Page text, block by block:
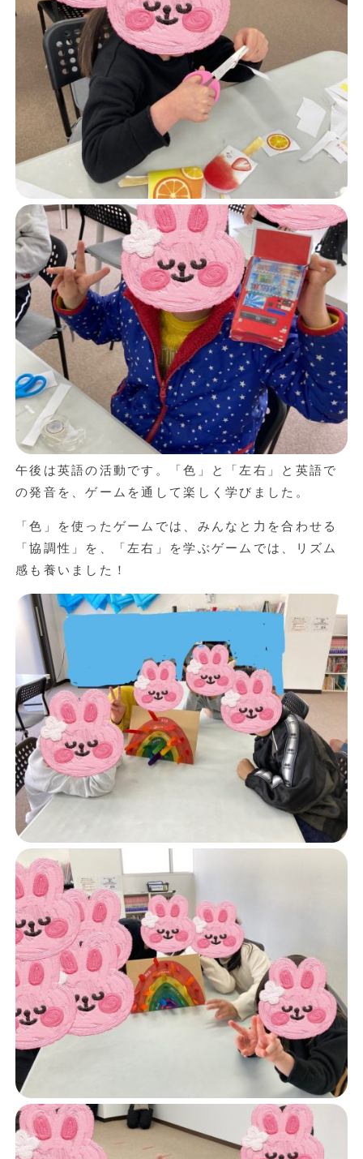
午後は英語の活動です。「色」と「左右」と英語で
の発音を、ゲームを通して楽しく学びました。
「色」を使ったゲームでは、みんなと力を合わせる
「協調性」を、「左右」を学ぶゲームでは、リズム
感も養いました！